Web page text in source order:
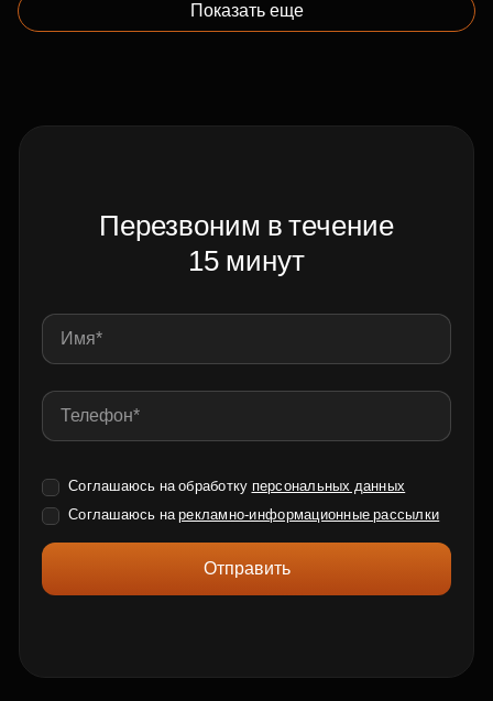
Показать еще
Перезвоним в течение
15 минут
Соглашаюсь на обработку персональных данных
Соглашаюсь нарекламно-информационные рассылки
Отправить